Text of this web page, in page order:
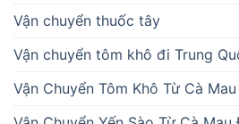
Vận chuyển thuốc tây
Vận chuyển tôm khô đi Trung
Vận Chuyển Tôm Khô Từ Cà